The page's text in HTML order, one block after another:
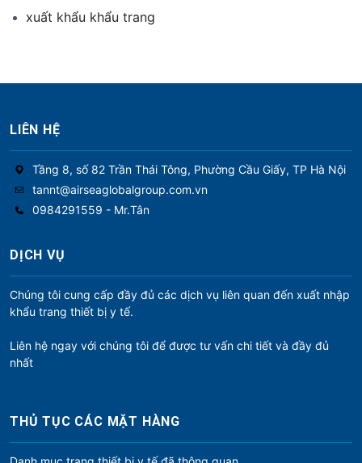
xuất khẩu khẩu trang
LIÊN HỆ
Tầng 8, số 82 Trần Thái Tông, Phường Cầu Giấy, TP Hà Nội
tannt@airseaglobalgroup.com.vn
0984291559 - Mr.Tân
DỊCH VỤ
Chúng tôi cung cấp đầy đủ các dịch vụ liên quan đến xuất nhập
khẩu trang thiết bị y tế.
Liên hệ ngay với chúng tôi để được tư vấn chi tiết và đầy đủ
nhất
THỦ TỤC CÁC MẶT HÀNG